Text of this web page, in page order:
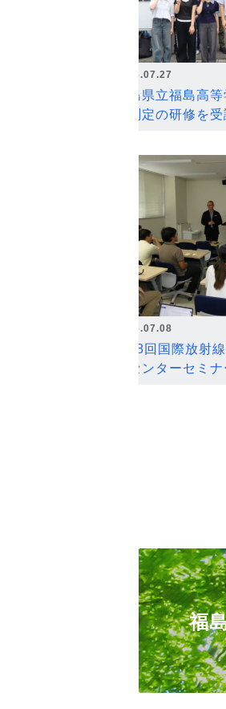
2026.07.27
福島県立福島高
ン測定の研修を
2026.07.08
第18回国際放射
ンセンターセミ
福